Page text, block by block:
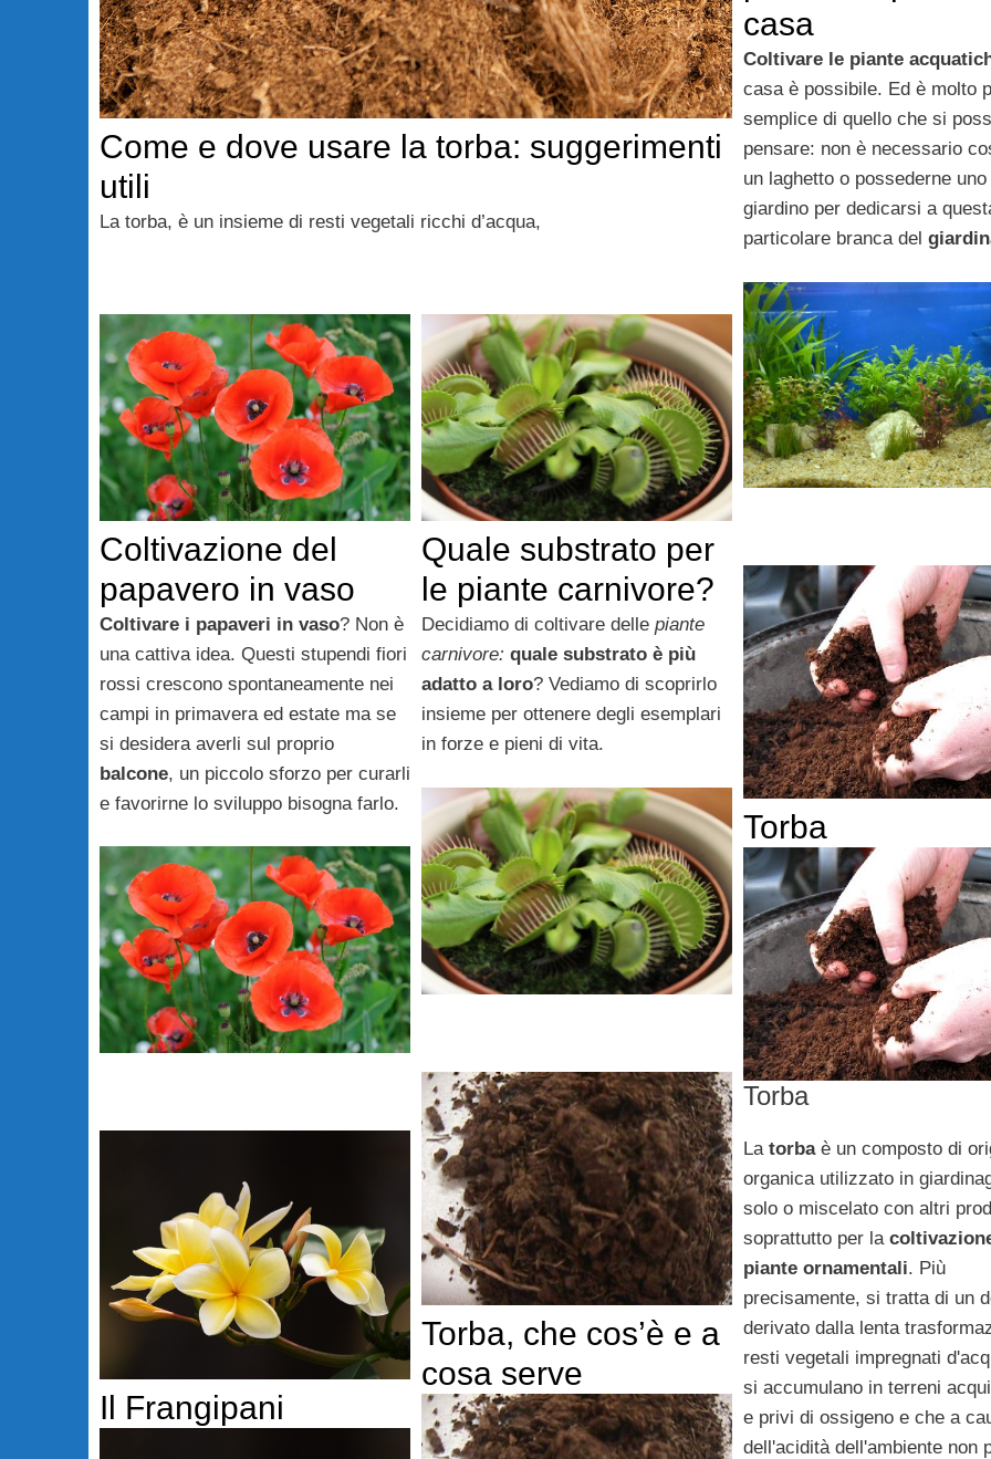
Come e dove usare la torba: suggerimenti
utili
La torba, è un insieme di resti vegetali ricchi d’acqua,
casa
Coltivare le piante
casa è possibile. Ed è molto
semplice di quello che si
pensare: non è necessario
un laghetto o possederne uno
giardino per dedicarsi a
particolare branca del
Coltivazione del
papavero in vaso
Coltivare i papaveri in vaso? Non è
una cattiva idea. Questi stupendi fiori
rossi crescono spontaneamente nei
campi in primavera ed estate ma se
si desidera averli sul proprio
balcone, un piccolo sforzo per curarli
e favorirne lo sviluppo bisogna farlo.
Quale substrato per
le piante carnivore?
Decidiamo di coltivare delle piante
carnivore: quale substrato è più
adatto a loro? Vediamo di scoprirlo
insieme per ottenere degli esemplari
in forze e pieni di vita.
Torba
Torba
La torba è un composto di
organica utilizzato in
solo o miscelato con altri
soprattutto per la
piante ornamentali. Più
precisamente, si tratta di un
derivato dalla lenta
resti vegetali impregnati
si accumulano in terreni
e privi di ossigeno e che a
dell'acidità dell'ambiente non
Torba, che cos’è e a
cosa serve
Il Frangipani